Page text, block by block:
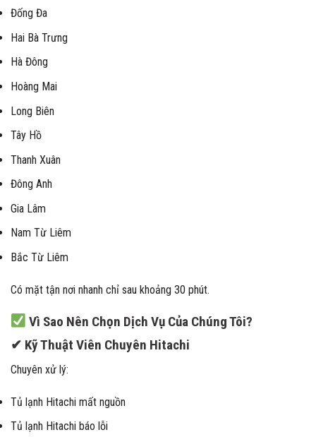
Đống Đa
Hai Bà Trưng
Hà Đông
Hoàng Mai
Long Biên
Tây Hồ
Thanh Xuân
Đông Anh
Gia Lâm
Nam Từ Liêm
Bắc Từ Liêm
Có mặt tận nơi nhanh chỉ sau khoảng 30 phút.
Vì Sao Nên Chọn Dịch Vụ Của Chúng Tôi?
✔ Kỹ Thuật Viên Chuyên Hitachi
Chuyên xử lý:
Tủ lạnh Hitachi mất nguồn
Tủ lạnh Hitachi báo lỗi